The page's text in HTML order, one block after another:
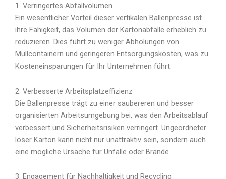
1. Verringertes Abfallvolumen
Ein wesentlicher Vorteil dieser vertikalen Ballenpresse ist
ihre Fähigkeit, das Volumen der Kartonabfälle erheblich zu
reduzieren. Dies führt zu weniger Abholungen von
Müllcontainern und geringeren Entsorgungskosten, was zu
Kosteneinsparungen für Ihr Unternehmen führt.
2. Verbesserte Arbeitsplatzeffizienz
Die Ballenpresse trägt zu einer saubereren und besser
organisierten Arbeitsumgebung bei, was den Arbeitsablauf
verbessert und Sicherheitsrisiken verringert. Ungeordneter
loser Karton kann nicht nur unattraktiv sein, sondern auch
eine mögliche Ursache für Unfälle oder Brände.
3. Engagement für Nachhaltigkeit und Recycling